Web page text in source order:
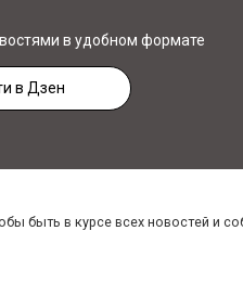
в удобном формате
в Дзен
быть в курсе всех новостей и